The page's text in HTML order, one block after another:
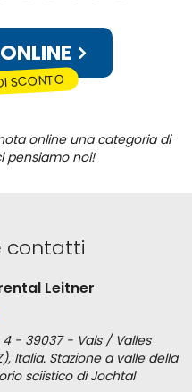
SCONTO
online una categoria di
pensiamo noi!
contatti
Leitner
- 39037 - Vals / Valles
Italia. Stazione a valle della
sciistico di Jochtal